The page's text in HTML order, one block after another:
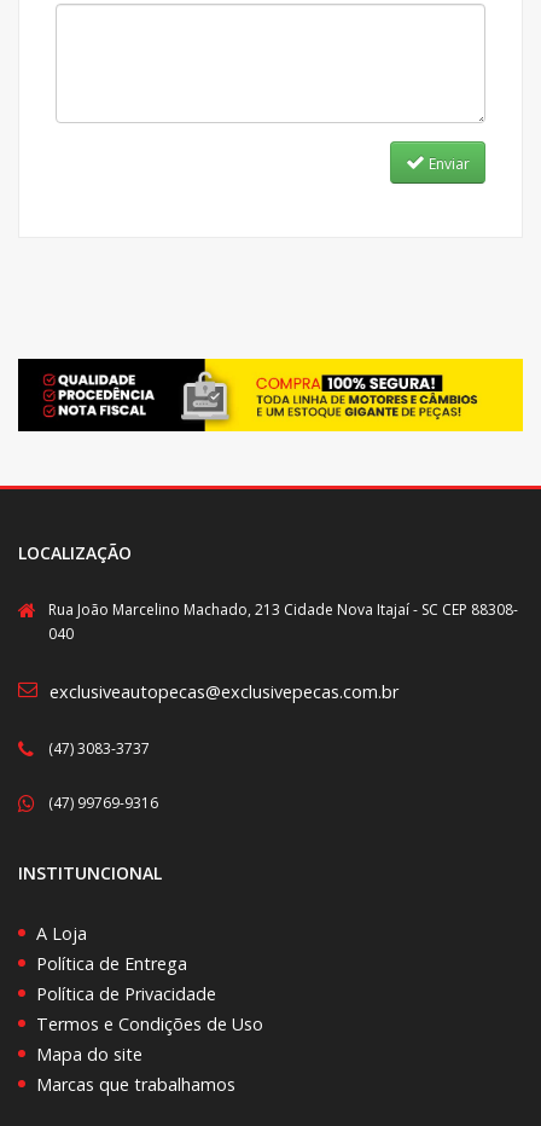
Enviar
LOCALIZAÇÃO
Rua João Marcelino Machado, 213 Cidade Nova Itajaí - SC CEP 88308-
040
exclusiveautopecas@exclusivepecas.com.br
(47) 3083-3737
(47) 99769-9316
INSTITUNCIONAL
A Loja
Política de Entrega
Política de Privacidade
Termos e Condições de Uso
Mapa do site
Marcas que trabalhamos